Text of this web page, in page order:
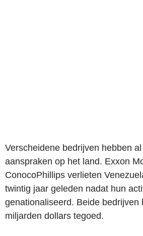
Verscheidene bedrijven hebben
aanspraken op het land. Exxon
ConocoPhillips verlieten
twintig jaar geleden nadat hun
genationaliseerd. Beide bedrijven
miljarden dollars tegoed.